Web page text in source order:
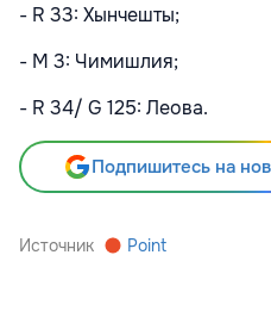
- R 33: Хынчешты;
- M 3: Чимишлия;
- R 34/ G 125: Леова.
Подпишитесь на
Источник Point